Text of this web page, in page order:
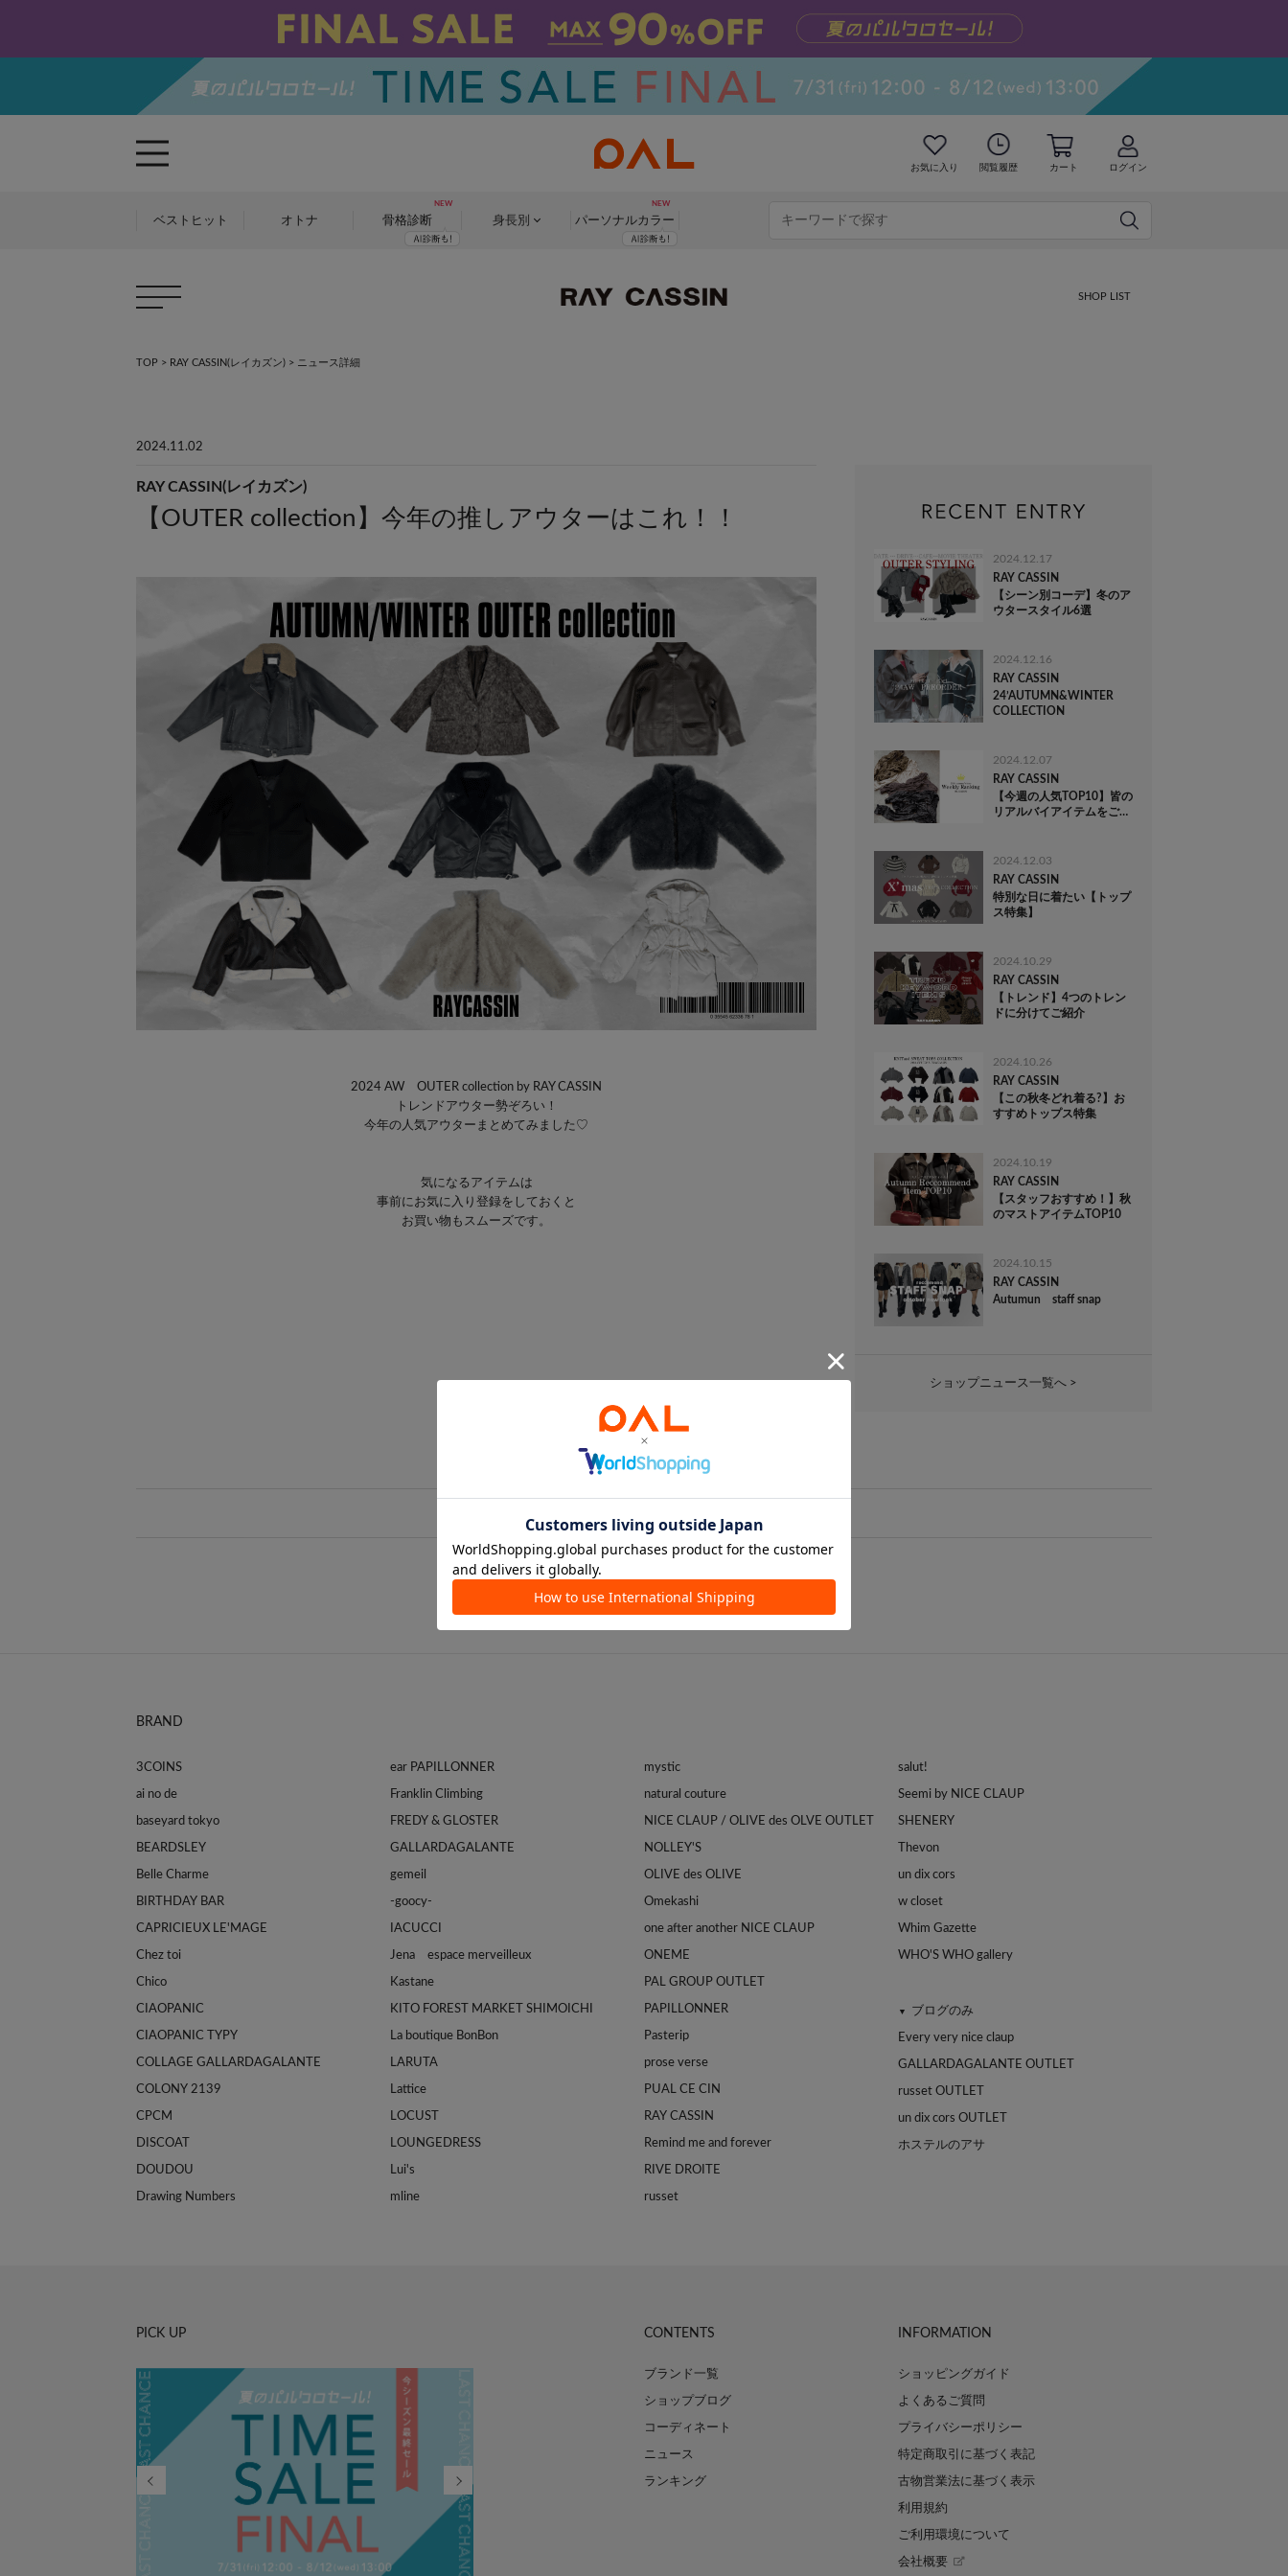
お気に入り 閲覧履歴 カート ログイン
ベストヒット オトナ 骨格診断 身長別 パーソナルカラー
SHOP LIST
TOP > RAY CASSIN(レイカズン) > ニュース詳細
2024.11.02
RAY CASSIN(レイカズン)
【OUTER collection】今年の推しアウターはこれ！！
2024 AW OUTER collection by RAY CASSIN
トレンドアウター勢ぞろい！
今年の人気アウターまとめてみました♡
気になるアイテムは
事前にお気に入り登録をしておくと
お買い物もスムーズです。
2024.12.17
RAY CASSIN
【シーン別コーデ】冬のア
ウタースタイル6選
2024.12.16
RAY CASSIN
24’AUTUMN&WINTER
COLLECTION
2024.12.07
RAY CASSIN
【今週の人気TOP10】皆の
リアルバイアイテムをご紹
2024.12.03
RAY CASSIN
特別な日に着たい【トップ
ス特集】
2024.10.29
RAY CASSIN
【トレンド】4つのトレン
ドに分けてご紹介
2024.10.26
RAY CASSIN
【この秋冬どれ着る?】お
すすめトップス特集
2024.10.19
RAY CASSIN
【スタッフおすすめ！】秋
のマストアイテムTOP10
2024.10.15
RAY CASSIN
Autumun staff snap
ショップニュース一覧へ >
BRAND
3COINS
ai no de
baseyard tokyo
BEARDSLEY
Belle Charme
BIRTHDAY BAR
CAPRICIEUX LE'MAGE
Chez toi
Chico
CIAOPANIC
CIAOPANIC TYPY
COLLAGE GALLARDAGALANTE
COLONY 2139
CPCM
DISCOAT
DOUDOU
Drawing Numbers
ear PAPILLONNER
Franklin Climbing
FREDY & GLOSTER
GALLARDAGALANTE
gemeil
-goocy-
IACUCCI
Jena espace merveilleux
Kastane
KITO FOREST MARKET SHIMOICHI
La boutique BonBon
LARUTA
Lattice
LOCUST
LOUNGEDRESS
Lui's
mline
mystic
natural couture
NICE CLAUP / OLIVE des OLVE OUTLET
NOLLEY'S
OLIVE des OLIVE
Omekashi
one after another NICE CLAUP
ONEME
PAL GROUP OUTLET
PAPILLONNER
Pasterip
prose verse
PUAL CE CIN
RAY CASSIN
Remind me and forever
RIVE DROITE
russet
salut!
Seemi by NICE CLAUP
SHENERY
Thevon
un dix cors
w closet
Whim Gazette
WHO'S WHO gallery
▼ ブログのみ
Every very nice claup
GALLARDAGALANTE OUTLET
russet OUTLET
un dix cors OUTLET
ホステルのアサ
PICK UP CONTENTS
ブランド一覧
ショップブログ
コーディネート
ニュース
ランキング
INFORMATION
ショッピングガイド
よくあるご質問
プライバシーポリシー
特定商取引に基づく表記
古物営業法に基づく表示
利用規約
ご利用環境について
会社概要